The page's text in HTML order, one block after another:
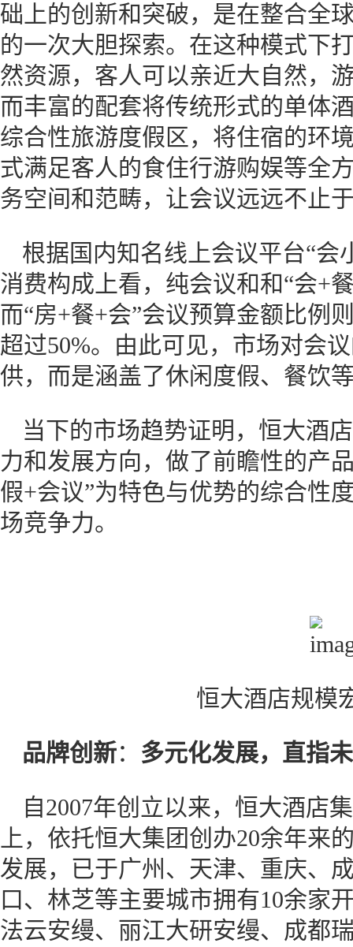
础上的创新和突破，是在整合全
的一次大胆探索。在这种模式下
然资源，客人可以亲近大自然，
而丰富的配套将传统形式的单体
综合性旅游度假区，将住宿的环
式满足客人的食住行游购娱等全
务空间和范畴，让会议远远不止
根据国内知名线上会议平台“会
消费构成上看，纯会议和和“会+
而“房+餐+会”会议预算金额比例
超过50%。由此可见，市场对会
供，而是涵盖了休闲度假、餐饮
当下的市场趋势证明，恒大酒
力和发展方向，做了前瞻性的产
假+会议”为特色与优势的综合性
场竞争力。
恒大酒店规模
品牌创新： 多元化发展，直指
自2007年创立以来，恒大酒店
上，依托恒大集团创办20余年来
发展，已于广州、天津、重庆、
口、林芝等主要城市拥有10余家
法云安缦、丽江大研安缦、成都